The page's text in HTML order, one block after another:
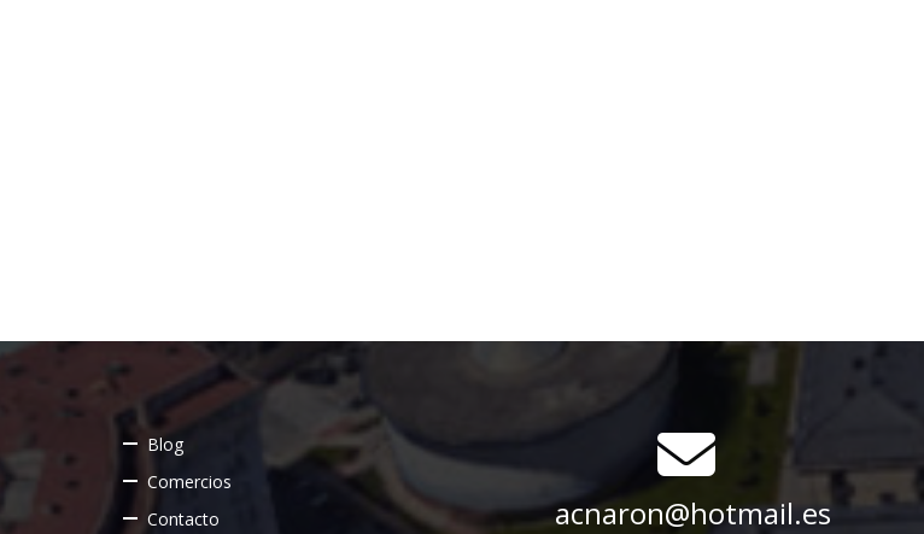
Blog
Comercios
Contacto
acnaron@hotmail.es